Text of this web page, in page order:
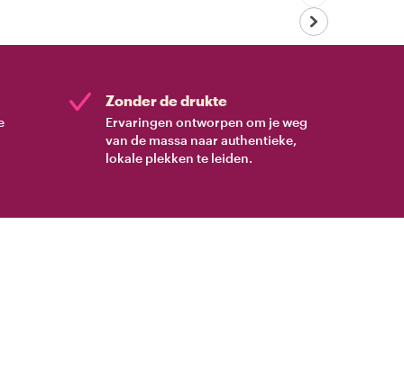
Zonder de drukte
Ervaringen ontworpen om je weg
van de massa naar authentieke,
lokale plekken te leiden.